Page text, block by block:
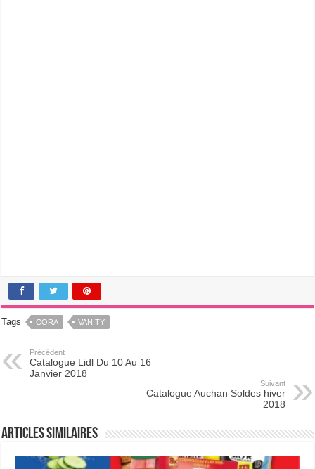
Tags CORA VANITY
Précédent
Catalogue Lidl Du 10 Au 16
Janvier 2018
Suivant
Catalogue Auchan Soldes hiver
2018
Articles Similaires